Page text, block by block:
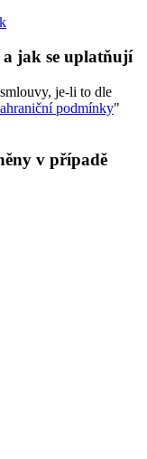
jak se uplatňují
je-li to dle
podmínky"
v případě